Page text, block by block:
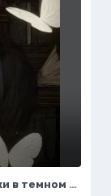
Неогothic элегия: портрет аристократки в темном величии библиотеки. Картинка из нейронной сети Миджорни